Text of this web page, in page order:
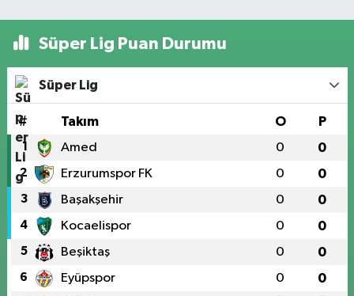
Süper Lig Puan Durumu
Süper Lig
# Takım O P
1 Amed 0 0
2 Erzurumspor FK 0 0
3 Başakşehir 0 0
4 Kocaelispor 0 0
5 Beşiktaş 0 0
6 Eyüpspor 0 0